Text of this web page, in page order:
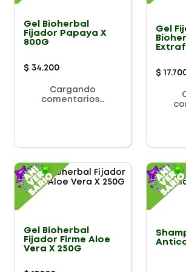
Gel Bioherbal
Fijador Papaya X
800G
$ 34.200
Cargando
comentarios…
Gel
$ 17.
Gel Bioherbal
Fijador Firme Aloe
Vera X 250G